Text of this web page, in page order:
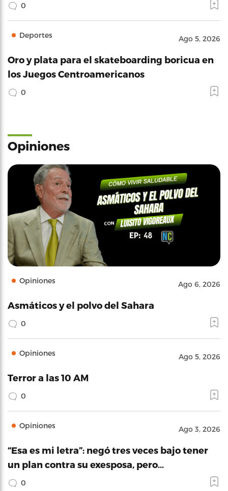
0
Deportes Ago 5, 2026
Oro y plata para el skateboarding boricua en
los Juegos Centroamericanos
0
Opiniones
Opiniones Ago 6, 2026
Asmáticos y el polvo del Sahara
0
Opiniones Ago 5, 2026
Terror a las 10 AM
0
Opiniones Ago 3, 2026
“Esa es mi letra”: negó tres veces bajo tener
un plan contra su exesposa, pero…
0